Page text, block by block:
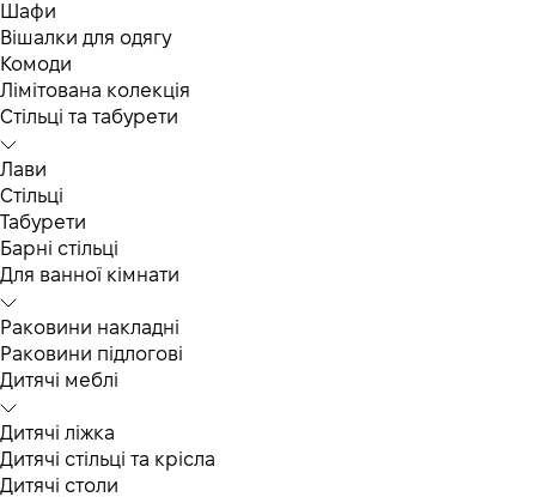
Шафи
Вішалки для одягу
Комоди
Лімітована колекція
Стільці та табурети
Лави
Стільці
Табурети
Барні стільці
Для ванної кімнати
Раковини накладні
Раковини підлогові
Дитячі меблі
Дитячі ліжка
Дитячі стільці та крісла
Дитячі столи